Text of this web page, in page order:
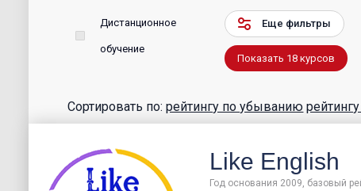
Дистанционное
обучение
Еще фильтры
Показать 18курсов
Сортировать по:рейтингу по убыванию
Like English
Год основания 2009, базовый